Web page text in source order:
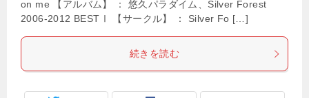
on me 【アルバム】 ： 悠久パラダイム、Silver Forest
2006-2012 BESTⅠ 【サークル】 ： Silver Fo […]
続きを読む